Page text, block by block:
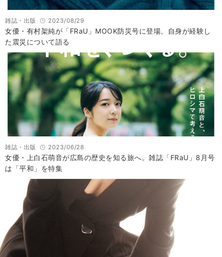
雑誌・出版 2023/08/29
女優・有村架純が「FRaU」MOOK防災号に登場。自身が経験し
た震災について語る
雑誌・出版 2023/06/28
女優・上白石萌音が広島の歴史を知る旅へ。雑誌「FRaU」8月号
は「平和」を特集